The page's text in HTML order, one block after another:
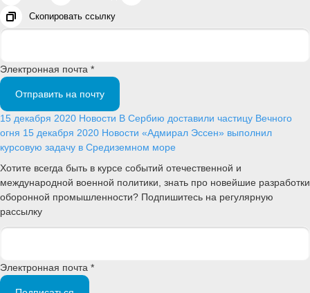
Скопировать ссылку
Электронная почта *
Отправить на почту
15 декабря 2020 Новости В Сербию доставили частицу Вечного
огня 15 декабря 2020 Новости «Адмирал Эссен» выполнил
курсовую задачу в Средиземном море
Хотите всегда быть в курсе событий отечественной и
международной военной политики, знать про новейшие разработки
оборонной промышленности? Подпишитесь на регулярную
рассылку
Электронная почта *